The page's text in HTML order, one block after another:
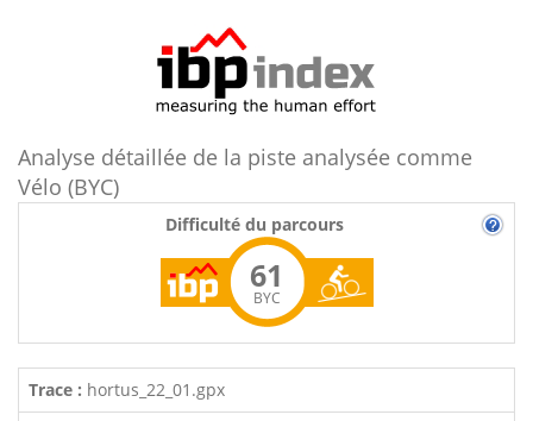
Analyse détaillée de la piste analysée comme
Vélo (BYC)
Difficulté du parcours
61
BYC
Trace : hortus_22_01.gpx